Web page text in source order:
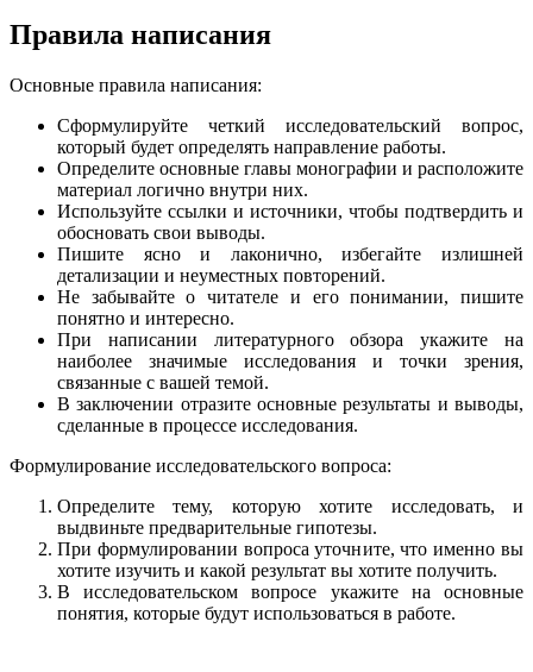
Правила написания
Основные правила написания:
Сформулируйте четкий исследовательский вопрос,
который будет определять направление работы.
Определите основные главы монографии и расположите
материал логично внутри них.
Используйте ссылки и источники, чтобы подтвердить и
обосновать свои выводы.
Пишите ясно и лаконично, избегайте излишней
детализации и неуместных повторений.
Не забывайте о читателе и его понимании, пишите
понятно и интересно.
При написании литературного обзора укажите на
наиболее значимые исследования и точки зрения,
связанные с вашей темой.
В заключении отразите основные результаты и выводы,
сделанные в процессе исследования.
Формулирование исследовательского вопроса:
Определите тему, которую хотите исследовать, и
выдвиньте предварительные гипотезы.
При формулировании вопроса уточните, что именно вы
хотите изучить и какой результат вы хотите получить.
В исследовательском вопросе укажите на основные
понятия, которые будут использоваться в работе.